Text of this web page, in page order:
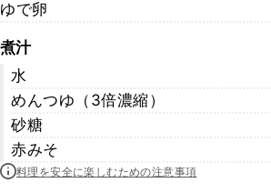
ゆで卵
煮汁
水
めんつゆ（3倍濃縮）
砂糖
赤みそ
料理を安全に楽しむための注意事項